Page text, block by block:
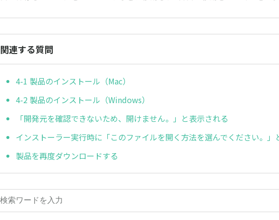
関連する質問
4-1 製品のインストール（Mac）
4-2 製品のインストール（Windows）
「開発元を確認できないため、開けません。」と表示される
インストーラー実行時に「このファイルを開く方法を選んでください。」
製品を再度ダウンロードする